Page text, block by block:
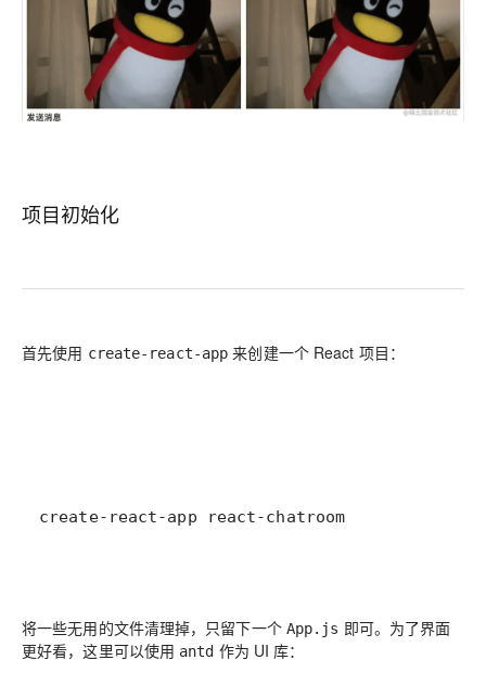
项目初始化
首先使用 create-react-app 来创建一个 React 项目：
create-react-app react-chatroom
将一些无用的文件清理掉，只留下一个 App.js 即可。为了界面
更好看，这里可以使用 antd 作为 UI 库：